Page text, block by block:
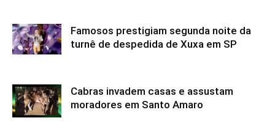
Famosos prestigiam segunda noite da
turnê de despedida de Xuxa em SP
Cabras invadem casas e assustam
moradores em Santo Amaro